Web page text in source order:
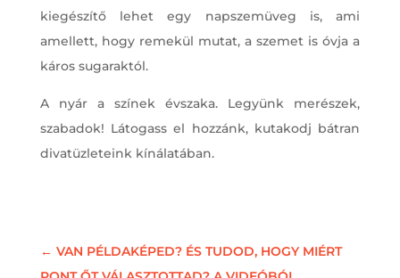
kiegészítő lehet egy napszemüveg is, ami
amellett, hogy remekül mutat, a szemet is óvja a
káros sugaraktól.
A nyár a színek évszaka. Legyünk merészek,
szabadok! Látogass el hozzánk, kutakodj bátran
divatüzleteink kínálatában.
← VAN PÉLDAKÉPED? ÉS TUDOD, HOGY MIÉRT